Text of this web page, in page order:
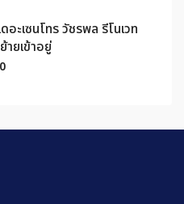
อะเซนโทร วัชรพล รีโนเวท
ายเข้าอยู่